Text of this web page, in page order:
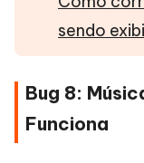
sendo
Bug 8:
Funciona